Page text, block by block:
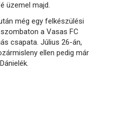
üzemel majd.
még egy felkészülési
a Vasas FC
csapata. Július 26-án,
ellen pedig már